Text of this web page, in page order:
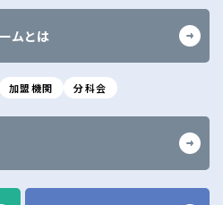
ムとは
加盟機関 分科会